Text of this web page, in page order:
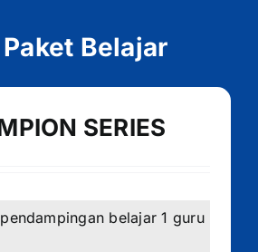
Belajar
SERIES
belajar 1 guru